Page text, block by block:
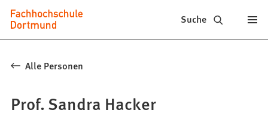
Inhalt anspringen
Fachhochschule
Dortmund
-
Studiengänge,
Suche
Alle Personen
Prof. Sandra Hacker